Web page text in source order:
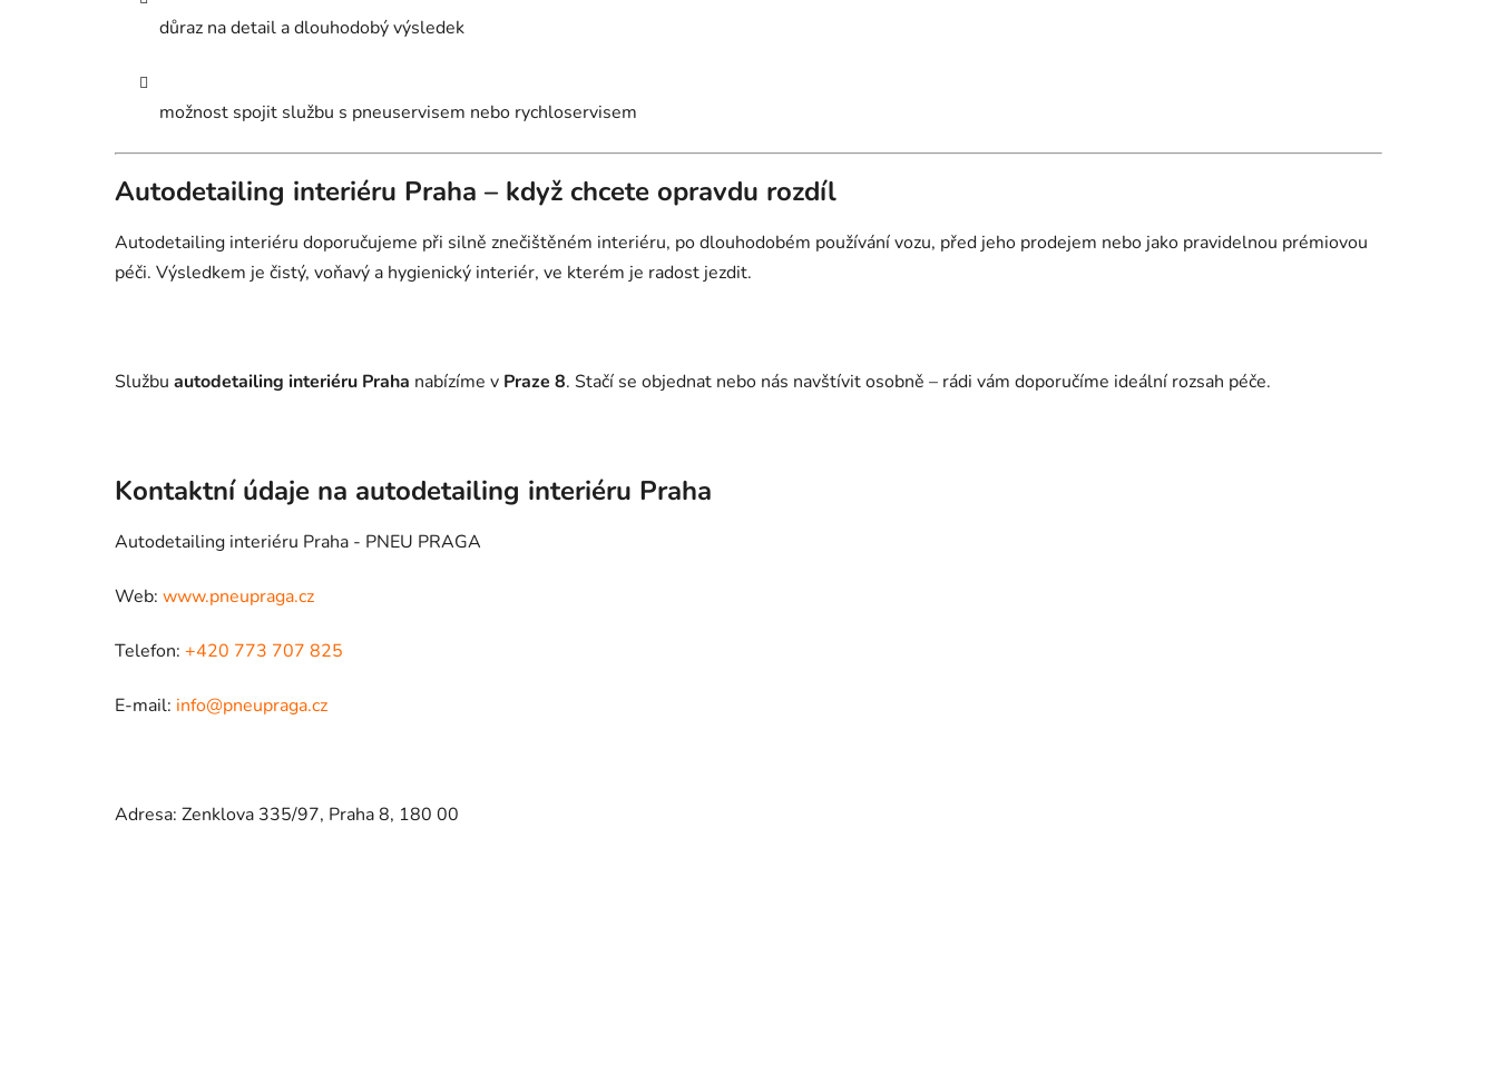
důraz na detail a dlouhodobý výsledek
možnost spojit službu s pneuservisem nebo rychloservisem
Autodetailing interiéru Praha – když chcete opravdu rozdíl
Autodetailing interiéru doporučujeme při silně znečištěném interiéru, po dlouhodobém používání vozu, před jeho prodejem nebo jako pravidelnou prémiovou
péči. Výsledkem je čistý, voňavý a hygienický interiér, ve kterém je radost jezdit.
Službu autodetailing interiéru Praha nabízíme v Praze 8. Stačí se objednat nebo nás navštívit osobně – rádi vám doporučíme ideální rozsah péče.
Kontaktní údaje na autodetailing interiéru Praha
Autodetailing interiéru Praha - PNEU PRAGA
Web: www.pneupraga.cz
Telefon: +420 773 707 825
E-mail: info@pneupraga.cz
Adresa: Zenklova 335/97, Praha 8, 180 00